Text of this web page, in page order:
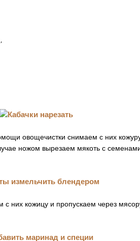
овощечистки снимаем с них
ножом вырезаем мякоть с
них кожицу и пропускаем через